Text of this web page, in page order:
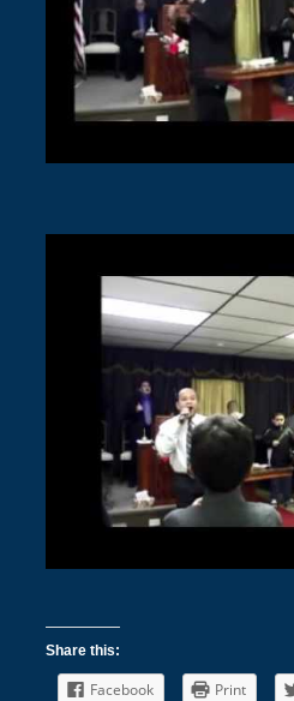
Share this:
Facebook Print